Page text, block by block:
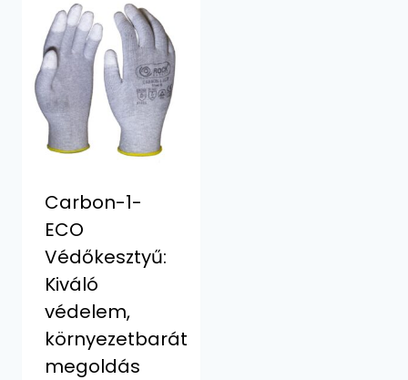
Carbon-1-
ECO
Védőkesztyű:
Kiváló
védelem,
környezetbarát
megoldás